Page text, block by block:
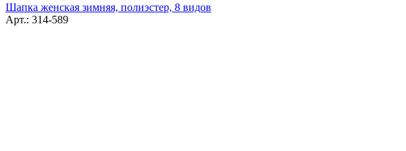
Шапка женская зимняя, полиэстер, 8 видов
Арт.: 314-589